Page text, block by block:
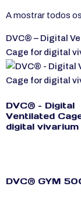
A mostrar todos
DVC® – Digital
Cage for digital
DVC® – Digital
Ventilated
digital vivarium
DVC® GYM